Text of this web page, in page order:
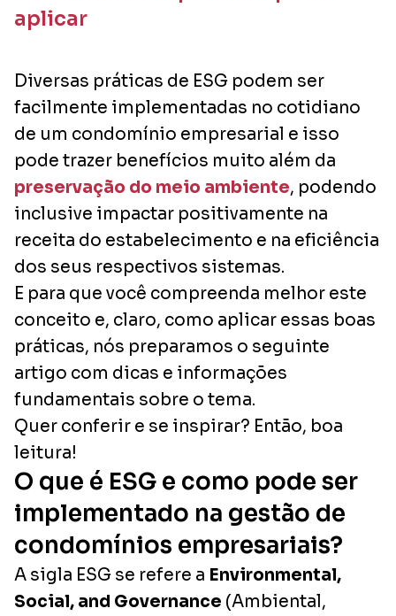
aplicar
Diversas práticas de ESG podem ser
facilmente implementadas no cotidiano
de um condomínio empresarial e isso
pode trazer benefícios muito além da
preservação do meio ambiente, podendo
inclusive impactar positivamente na
receita do estabelecimento e na eficiência
dos seus respectivos sistemas.
E para que você compreenda melhor este
conceito e, claro, como aplicar essas boas
práticas, nós preparamos o seguinte
artigo com dicas e informações
fundamentais sobre o tema.
Quer conferir e se inspirar? Então, boa
leitura!
O que é ESG e como pode ser
implementado na gestão de
condomínios empresariais?
A sigla ESG se refere a Environmental,
Social, and Governance (Ambiental,